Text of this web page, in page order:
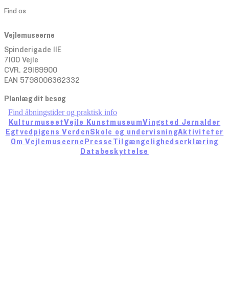
Find os
Vejlemuseerne
Spinderigade 11E
7100 Vejle
CVR. 29189900
EAN 5798006362332
Planlæg dit besøg
Find åbningstider og praktisk info
KulturmuseetVejle KunstmuseumVingsted Jernalder
Egtvedpigens VerdenSkole og undervisningAktiviteter
Om VejlemuseernePresse Tilgængelighedserklæring
Databeskyttelse